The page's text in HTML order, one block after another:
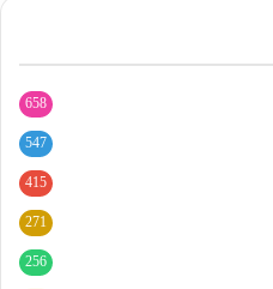
658
547
415
271
256